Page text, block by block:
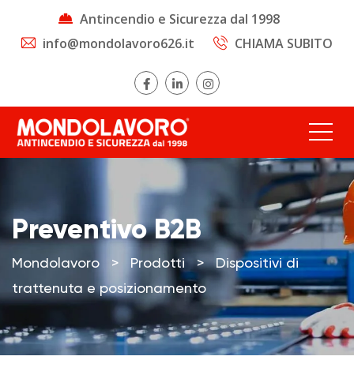
Antincendio e Sicurezza dal 1998
info@mondolavoro626.it
CHIAMA SUBITO
Preventivo B2B
Mondolavoro > Prodotti > Dispositivi di
trattenuta e posizionamento